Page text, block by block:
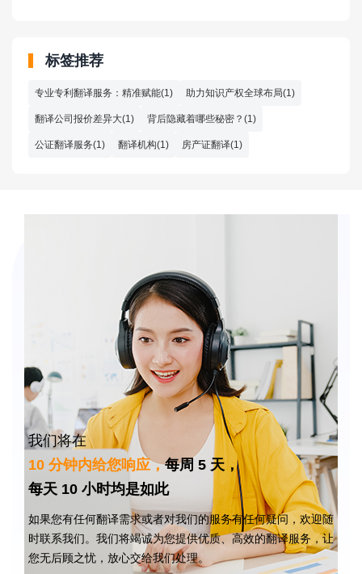
标签推荐
专业专利翻译服务：精准赋能(1) 助力知识产权全球布局(1)
翻译公司报价差异大(1) 背后隐藏着哪些秘密？(1)
公证翻译服务(1) 翻译机构(1) 房产证翻译(1)
我们将在
10 分钟内给您响应，每周 5 天，
每天 10 小时均是如此
如果您有任何翻译需求或者对我们的服务有任何疑问，欢迎随
时联系我们。我们将竭诚为您提供优质、高效的翻译服务，让
您无后顾之忧，放心交给我们处理。